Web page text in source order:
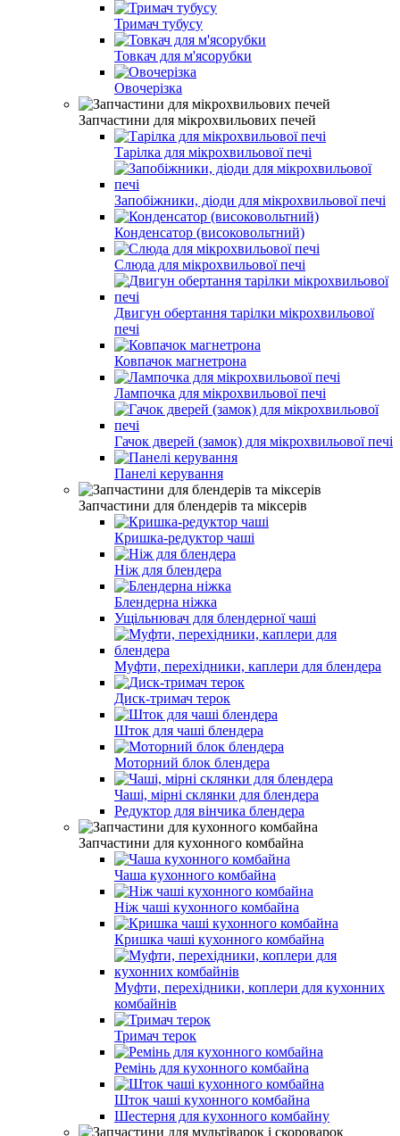
Тримач тубусу
Товкач для м'ясорубки
Овочерізка
Запчастини для мікрохвильових печей
Тарілка для мікрохвильової печі
Запобіжники, діоди для мікрохвильової печі
Конденсатор (високовольтний)
Слюда для мікрохвильової печі
Двигун обертання тарілки мікрохвильової
печі
Ковпачок магнетрона
Лампочка для мікрохвильової печі
Гачок дверей (замок) для мікрохвильової печі
Панелі керування
Запчастини для блендерів та міксерів
Кришка-редуктор чаші
Ніж для блендера
Блендерна ніжка
Ущільнювач для блендерної чаші
Муфти, перехідники, каплери для блендера
Диск-тримач терок
Шток для чаші блендера
Моторний блок блендера
Чаші, мірні склянки для блендера
Редуктор для вінчика блендера
Запчастини для кухонного комбайна
Чаша кухонного комбайна
Ніж чаші кухонного комбайна
Кришка чаші кухонного комбайна
Муфти, перехідники, коплери для кухонних
комбайнів
Тримач терок
Ремінь для кухонного комбайна
Шток чаші кухонного комбайна
Шестерня для кухонного комбайну